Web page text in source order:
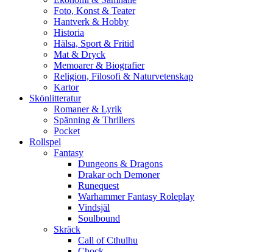
Foto, Konst & Teater
Hantverk & Hobby
Historia
Hälsa, Sport & Fritid
Mat & Dryck
Memoarer & Biografier
Religion, Filosofi & Naturvetenskap
Kartor
Skönlitteratur
Romaner & Lyrik
Spänning & Thrillers
Pocket
Rollspel
Fantasy
Dungeons & Dragons
Drakar och Demoner
Runequest
Warhammer Fantasy Roleplay
Vindsjäl
Soulbound
Skräck
Call of Cthulhu